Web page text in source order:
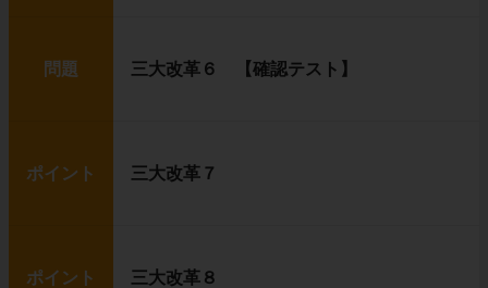
問題 三大改革６ 【確認テスト】
ポイント 三大改革７
ポイント 三大改革８